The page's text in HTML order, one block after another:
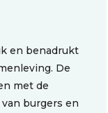
en benadrukt
De
met de
burgers en